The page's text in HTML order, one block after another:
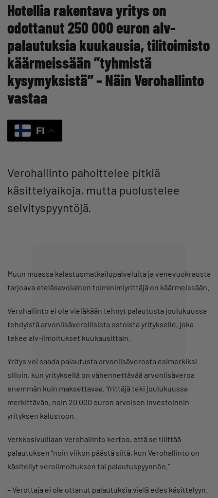
Hotellia rakentava yritys on
odottanut 250 000 euron alv-
palautuksia kuukausia, tilitoimisto
käärmeissään ”tyhmistä
kysymyksistä” – Näin Verohallinto
vastaa
FI
Verohallinto pahoittelee pitkiä
käsittelyaikoja, mutta puolustelee
selvityspyyntöjä.
Muun muassa kalastusmatkailupalveluita ja venevuokrausta
tarjoava eteläsavolainen toiminimiyrittäjä on käärmeissään.
Verohallinto ei ole vieläkään tehnyt palautusta joulukuussa
tehdyistä arvonlisäverollisista ostoista yritykselle, joka
tekee alv-ilmoitukset kuukausittain.
Yritys voi saada palautusta arvonlisäverosta esimerkiksi
silloin, kun yrityksellä on vähennettävää arvonlisäveroa
enemmän kuin maksettavaa. Yrittäjä teki joulukuussa
merkittävän, noin 20 000 euron arvoisen investoinnin
yrityksen kalustoon.
Verkkosivuillaan Verohallinto kertoo, että se tilittää
palautuksen ”noin viikon päästä siitä, kun Verohallinto on
käsitellyt veroilmoituksen tai palautuspyynnön.”
– Verottaja ei ole ottanut palautuksia vielä edes käsittelyyn.